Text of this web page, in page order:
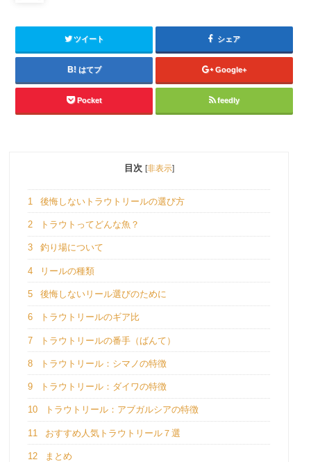
ツイート シェア
はてブ Google+
Pocket feedly
目次 [非表示]
1 後悔しないトラウトリールの選び方
2 トラウトってどんな魚？
3 釣り場について
4 リールの種類
5 後悔しないリール選びのために
6 トラウトリールのギア比
7 トラウトリールの番手（ばんて）
8 トラウトリール：シマノの特徴
9 トラウトリール：ダイワの特徴
10 トラウトリール：アブガルシアの特徴
11 おすすめ人気トラウトリール７選
12 まとめ